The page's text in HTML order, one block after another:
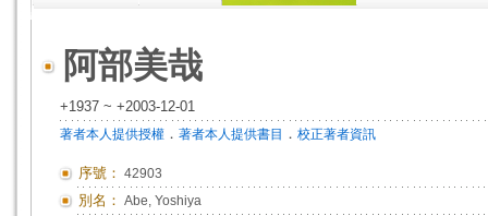
阿部美哉
+1937 ~ +2003-12-01
著者本人提供授權 ． 著者本人提供書目 ． 校正著者資訊
序號： 42903
別名： Abe, Yoshiya